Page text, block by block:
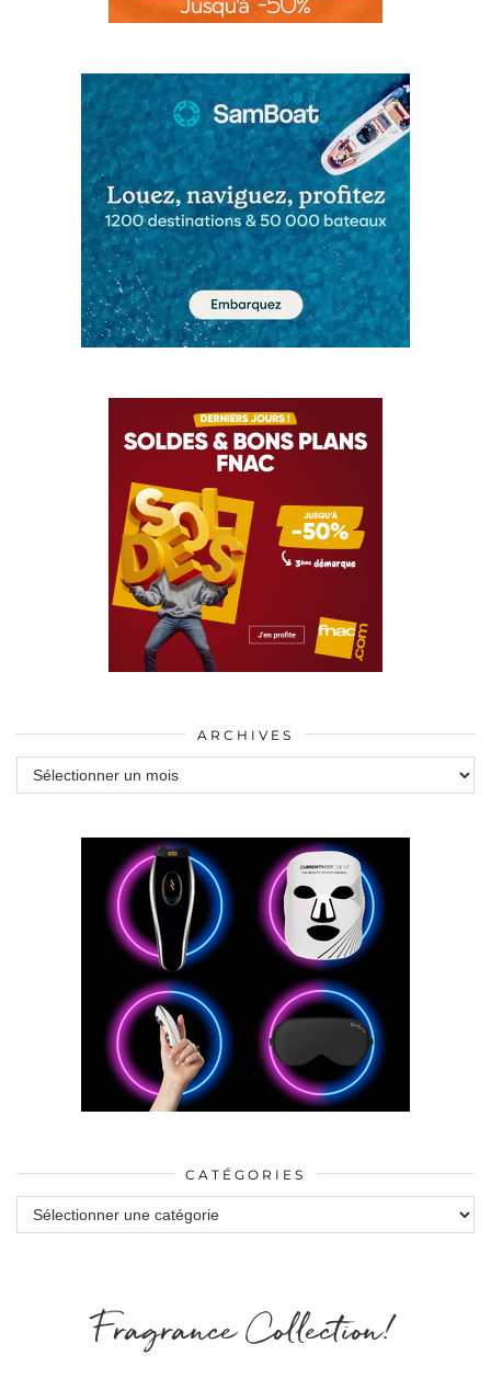
ARCHIVES
Archives
CATÉGORIES
Catégories
Fragrance Collection!